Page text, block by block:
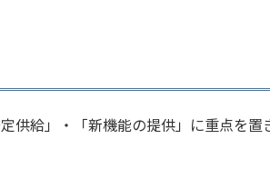
供給」・「新機能の提供」に重点を置